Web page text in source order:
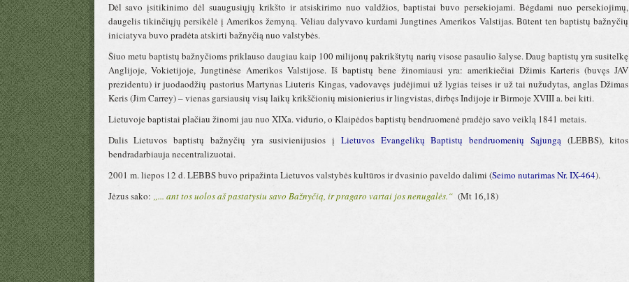
Dėl savo įsitikinimo dėl suaugusiųjų krikšto ir atsiskirimo nuo valdžios, baptistai buvo persekiojami. Bėgdami nuo persekiojimų,
daugelis tikinčiųjų persikėlė į Amerikos žemyną. Vėliau dalyvavo kurdami Jungtines Amerikos Valstijas. Būtent ten baptistų bažnyčių
iniciatyva buvo pradėta atskirti bažnyčią nuo valstybės.
Šiuo metu baptistų bažnyčioms priklauso daugiau kaip 100 milijonų pakrikštytų narių visose pasaulio šalyse. Daug baptistų yra susitelkę
Anglijoje, Vokietijoje, Jungtinėse Amerikos Valstijose. Iš baptistų bene žinomiausi yra: amerikiečiai Džimis Karteris (buvęs JAV
prezidentu) ir juodaodžių pastorius Martynas Liuteris Kingas, vadovavęs judėjimui už lygias teises ir už tai nužudytas, anglas Džimas
Keris (Jim Carrey) – vienas garsiausių visų laikų krikščionių misionierius ir lingvistas, dirbęs Indijoje ir Birmoje XVIII a. bei kiti.
Lietuvoje baptistai plačiau žinomi jau nuo XIXa. vidurio, o Klaipėdos baptistų bendruomenė pradėjo savo veiklą 1841 metais.
Dalis Lietuvos baptistų bažnyčių yra susivienijusios į Lietuvos Evangelikų Baptistų bendruomenių Sąjungą (LEBBS), kitos
bendradarbiauja necentralizuotai.
2001 m. liepos 12 d. LEBBS buvo pripažinta Lietuvos valstybės kultūros ir dvasinio paveldo dalimi (Seimo nutarimas Nr. IX-464).
Jėzus sako: „... ant tos uolos aš pastatysiu savo Bažnyčią, ir pragaro vartai jos nenugalės.“(Mt 16,18)